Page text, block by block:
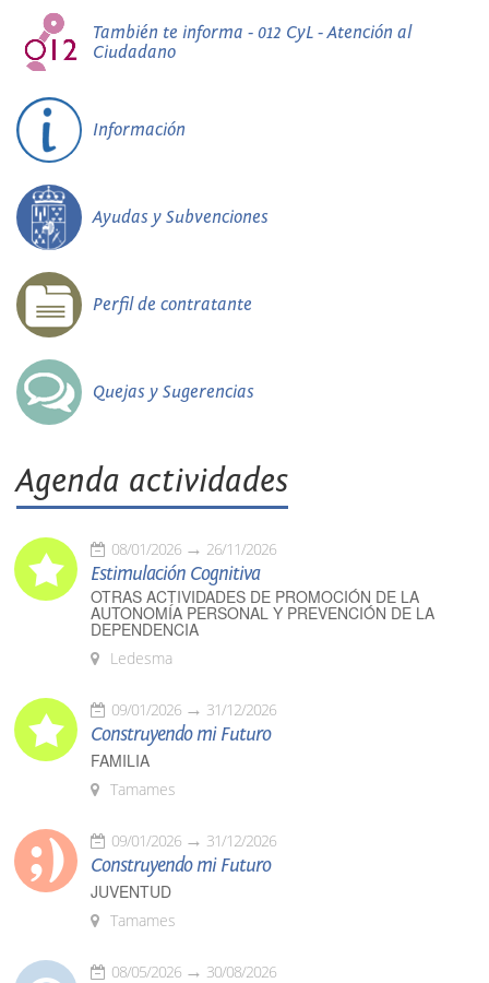
También te informa - 012 CyL - Atención al
Ciudadano
Información
Ayudas y Subvenciones
Perfil de contratante
Quejas y Sugerencias
Agenda actividades
08/01/2026 26/11/2026
Estimulación Cognitiva
OTRAS ACTIVIDADES DE PROMOCIÓN DE LA
AUTONOMÍA PERSONAL Y PREVENCIÓN DE LA
DEPENDENCIA
Ledesma
09/01/2026 31/12/2026
Construyendo mi Futuro
FAMILIA
Tamames
09/01/2026 31/12/2026
Construyendo mi Futuro
JUVENTUD
Tamames
08/05/2026 30/08/2026